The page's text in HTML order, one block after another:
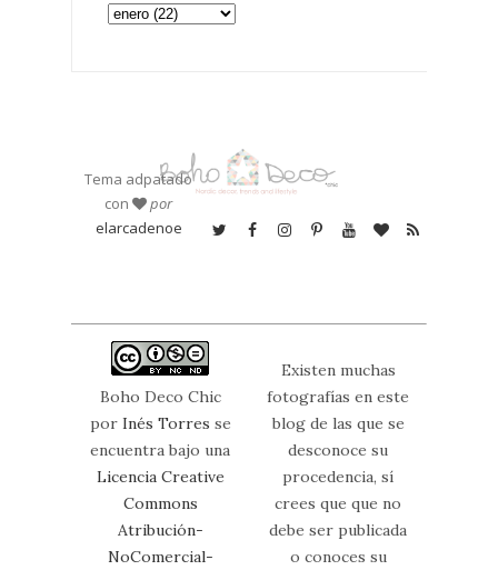
Tema adpatado
con
por
elarcadenoe
Boho Deco Chic
por Inés Torres se
encuentra bajo una
Licencia Creative
Commons
Atribución-
NoComercial-
Existen muchas
fotografías en este
blog de las que se
desconoce su
procedencia, sí
crees que que no
debe ser publicada
o conoces su